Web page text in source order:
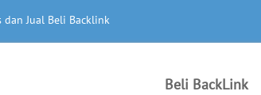
dan Jual Beli Backlink
Beli BackLink